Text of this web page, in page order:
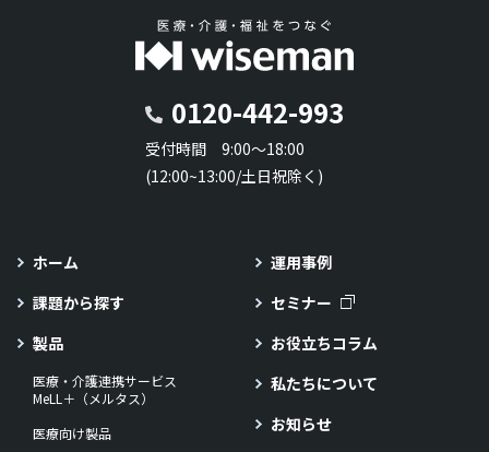
0120-442-993
受付時間 9:00～18:00
(12:00~13:00/土日祝除く)
ホーム
課題から探す
製品
医療・介護連携サービス
MeLL＋（メルタス）
医療向け製品
運用事例
セミナー
お役立ちコラム
私たちについて
お知らせ